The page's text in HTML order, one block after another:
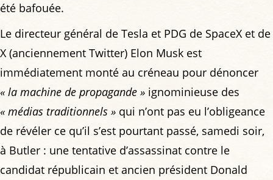
été bafouée.
Le directeur général de Tesla et PDG de SpaceX et de
X (anciennement Twitter) Elon Musk est
immédiatement monté au créneau pour dénoncer
« la machine de propagande » ignominieuse des
« médias traditionnels » qui n’ont pas eu l’obligeance
de révéler ce qu’il s’est pourtant passé, samedi soir,
à Butler : une tentative d’assassinat contre le
candidat républicain et ancien président Donald